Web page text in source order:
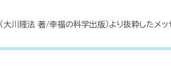
（大川隆法 著/幸福の科学出版）より抜粋したメッ